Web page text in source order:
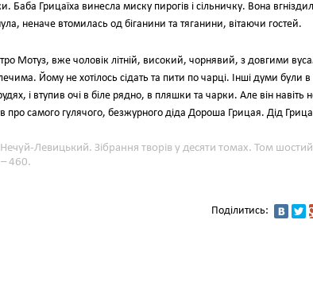
Баба Грицаїха винесла миску пирогів і сільничку. Вона
неначе втомилась од біганини та тяганини, вітаючи гостей.
Мотуз, вже чоловік літній, високий, чорнявий, з довгими
Йому не хотілось сідать та пити по чарці. Інші думи були
і втупив очі в біле рядно, в пляшки та чарки. Але він навіть
про самого гулячого, безжурного діда Дороша Грицая. Дід
Нечуй-Левицький. Зібрання творів у десяти томах. Том
460.
Поділитись: